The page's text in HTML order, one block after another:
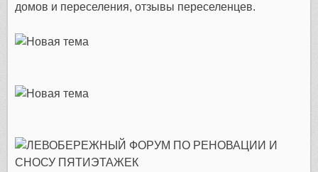
домов и переселения, отзывы переселенцев.